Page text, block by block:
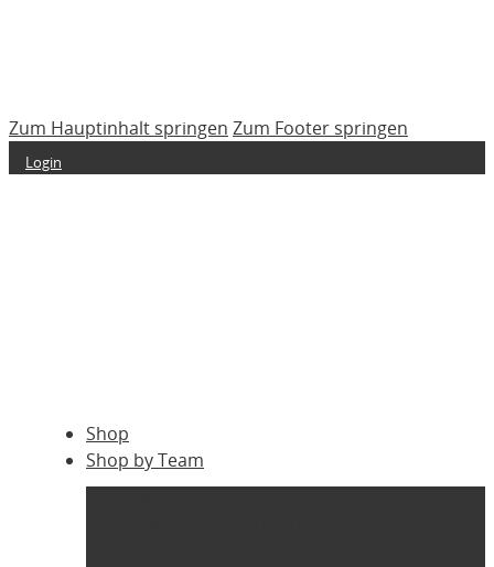
Zum Hauptinhalt springen Zum Footer springen
Login
Shop
Shop by Team